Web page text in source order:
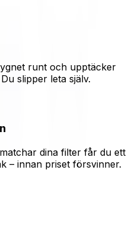
runt och upptäcker
slipper leta själv.
dina filter får du ett
– innan priset försvinner.